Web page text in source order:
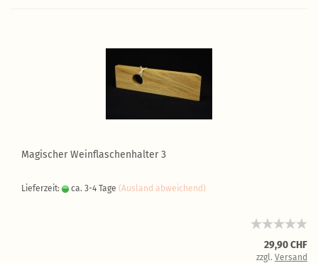
Magischer Weinflaschenhalter 3
Lieferzeit: ca. 3-4 Tage (Ausland abweichend)
29,90 CHF
zzgl. Versand